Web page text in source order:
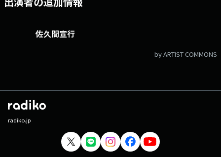
佐久間宣行
by ARTIST COMMONS
radiko.jp